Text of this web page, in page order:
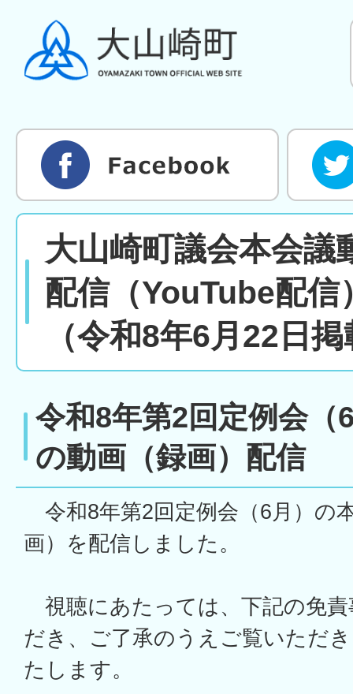
大山崎町議会本会議
配信（YouTube配信
（令和8年6月22日
令和8年第2回定例会（
の動画（録画）配信
令和8年第2回定例会（6月）の
画）を配信しました。
視聴にあたっては、下記の免
だき、ご了承のうえご覧いただ
たします。